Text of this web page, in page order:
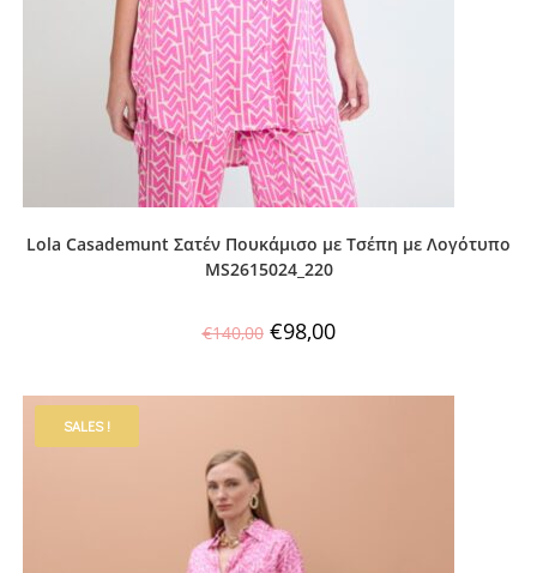
Lola Casademunt Σατέν Πουκάμισο με Τσέπη με Λογότυπο
MS2615024_220
€140,00 €98,00
SALES !